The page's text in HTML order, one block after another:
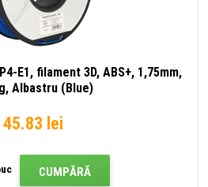
E1, filament 3D, ABS+, 1,75mm,
Albastru (Blue)
45.83 lei
CUMPĂRĂ